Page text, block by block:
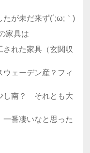
たが未だ来ず(´;ω;｀)
家具は
された家具（玄関収
ウェーデン産？フィ
し南？ それとも大
一番凄いなと思った